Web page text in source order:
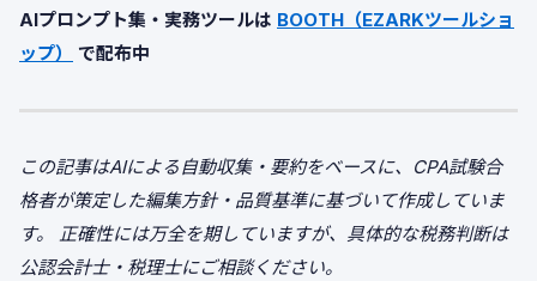
AIプロンプト集・実務ツールは BOOTH（EZARKツールショ
ップ）
で配布中
この記事はAIによる自動収集・要約をベースに、CPA試験合
格者が策定した編集方針・品質基準に基づいて作成していま
す。
正確性には万全を期していますが、具体的な税務判断は
公認会計士・税理士にご相談ください。